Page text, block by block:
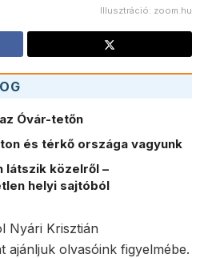
Illusztráció: zoom.hu
Óvár-tetőn
és térkő országa vagyunk
látszik közelről –
helyi sajtóból
Nyári Krisztián
ajánljuk olvasóink figyelmébe.